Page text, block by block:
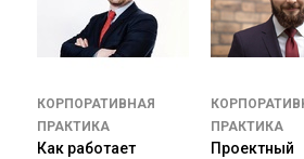
Кроме того такой подход давал
искренне делиться такой
том, чтобы найти виноватых, а в
команды.
КОРПОРАТИВНАЯ
ПРАКТИКА
Как работает
ПРАКТИКА
Проектный